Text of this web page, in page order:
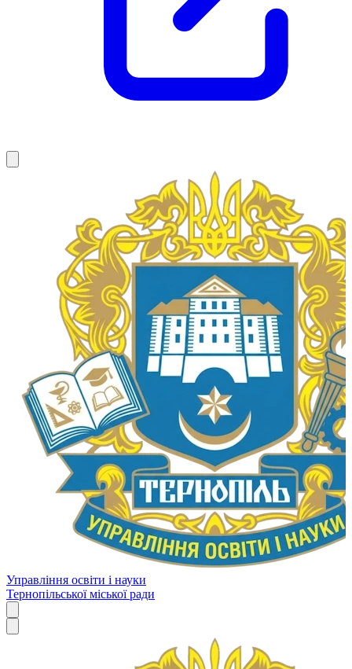
Управління освіти і науки
Тернопільської міської ради